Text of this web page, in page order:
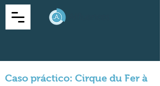
Caso práctico: Cirque du Fer à